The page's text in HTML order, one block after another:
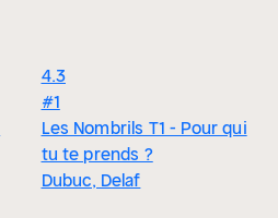
4.3
#1
Les Nombrils T1 - Pour qui
tu te prends ?
Dubuc, Delaf